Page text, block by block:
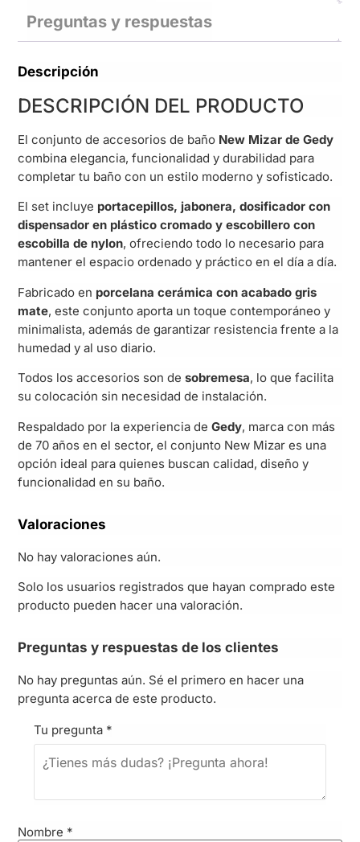
Preguntas y respuestas
Descripción
DESCRIPCIÓN DEL PRODUCTO
El conjunto de accesorios de baño New Mizar de Gedy
combina elegancia, funcionalidad y durabilidad para
completar tu baño con un estilo moderno y sofisticado.
El set incluye portacepillos, jabonera, dosificador con
dispensador en plástico cromado y escobillero con
escobilla de nylon, ofreciendo todo lo necesario para
mantener el espacio ordenado y práctico en el día a día.
Fabricado en porcelana cerámica con acabado gris
mate, este conjunto aporta un toque contemporáneo y
minimalista, además de garantizar resistencia frente a la
humedad y al uso diario.
Todos los accesorios son desobremesa, lo que facilita
su colocación sin necesidad de instalación.
Respaldado por la experiencia deGedy, marca con más
de 70 años en el sector, el conjunto New Mizar es una
opción ideal para quienes buscan calidad, diseño y
funcionalidad en su baño.
Valoraciones
No hay valoraciones aún.
Solo los usuarios registrados que hayan comprado este
producto pueden hacer una valoración.
Preguntas y respuestas de los clientes
No hay preguntas aún. Sé el primero en hacer una
pregunta acerca de este producto.
Tu pregunta *
Nombre *